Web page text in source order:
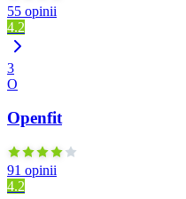
55 opinii
4.2
3
O
Openfit
91 opinii
4.2